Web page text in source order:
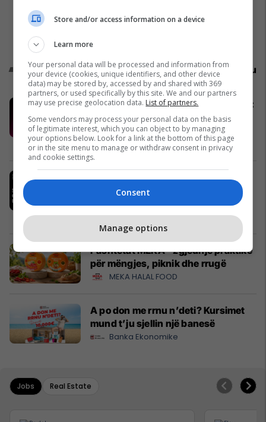
Promo Reklamo këtu
Konkurset e javës në Telegrafi Jobs:
Mundësi të reja për zhvillimin tuaj
profesional
Telegrafi Jobs
IPKO, Sponsor i Artë i DokuFest
2026, mbështet filmin dhe
frymëzon gjeneratën e re të
krijuesve
IPKO
Pashtetat MEKA - zgjedhje praktike
për mëngjes, piknik dhe rrugë
MEKA HALAL FOOD
A po don me rrnu n’deti? Kursimet
mund t’ju sjellin një banesë
Banka Ekonomike
Jobs Real Estate
Store and/or access information on a device
Learn more
Your personal data will be processed and information from
your device (cookies, unique identifiers, and other device
data) may be stored by, accessed by and shared with 369
partners, or used specifically by this site. We and our partners
may use precise geolocation data. List of partners.
Some vendors may process your personal data on the basis
of legitimate interest, which you can object to by managing
your options below. Look for a link at the bottom of this page
or in the site menu to manage or withdraw consent in privacy
and cookie settings.
Consent
Manage options